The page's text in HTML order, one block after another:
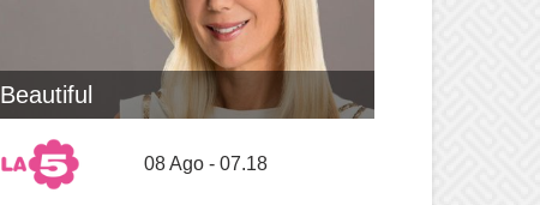
Beautiful
08 Ago - 07.18